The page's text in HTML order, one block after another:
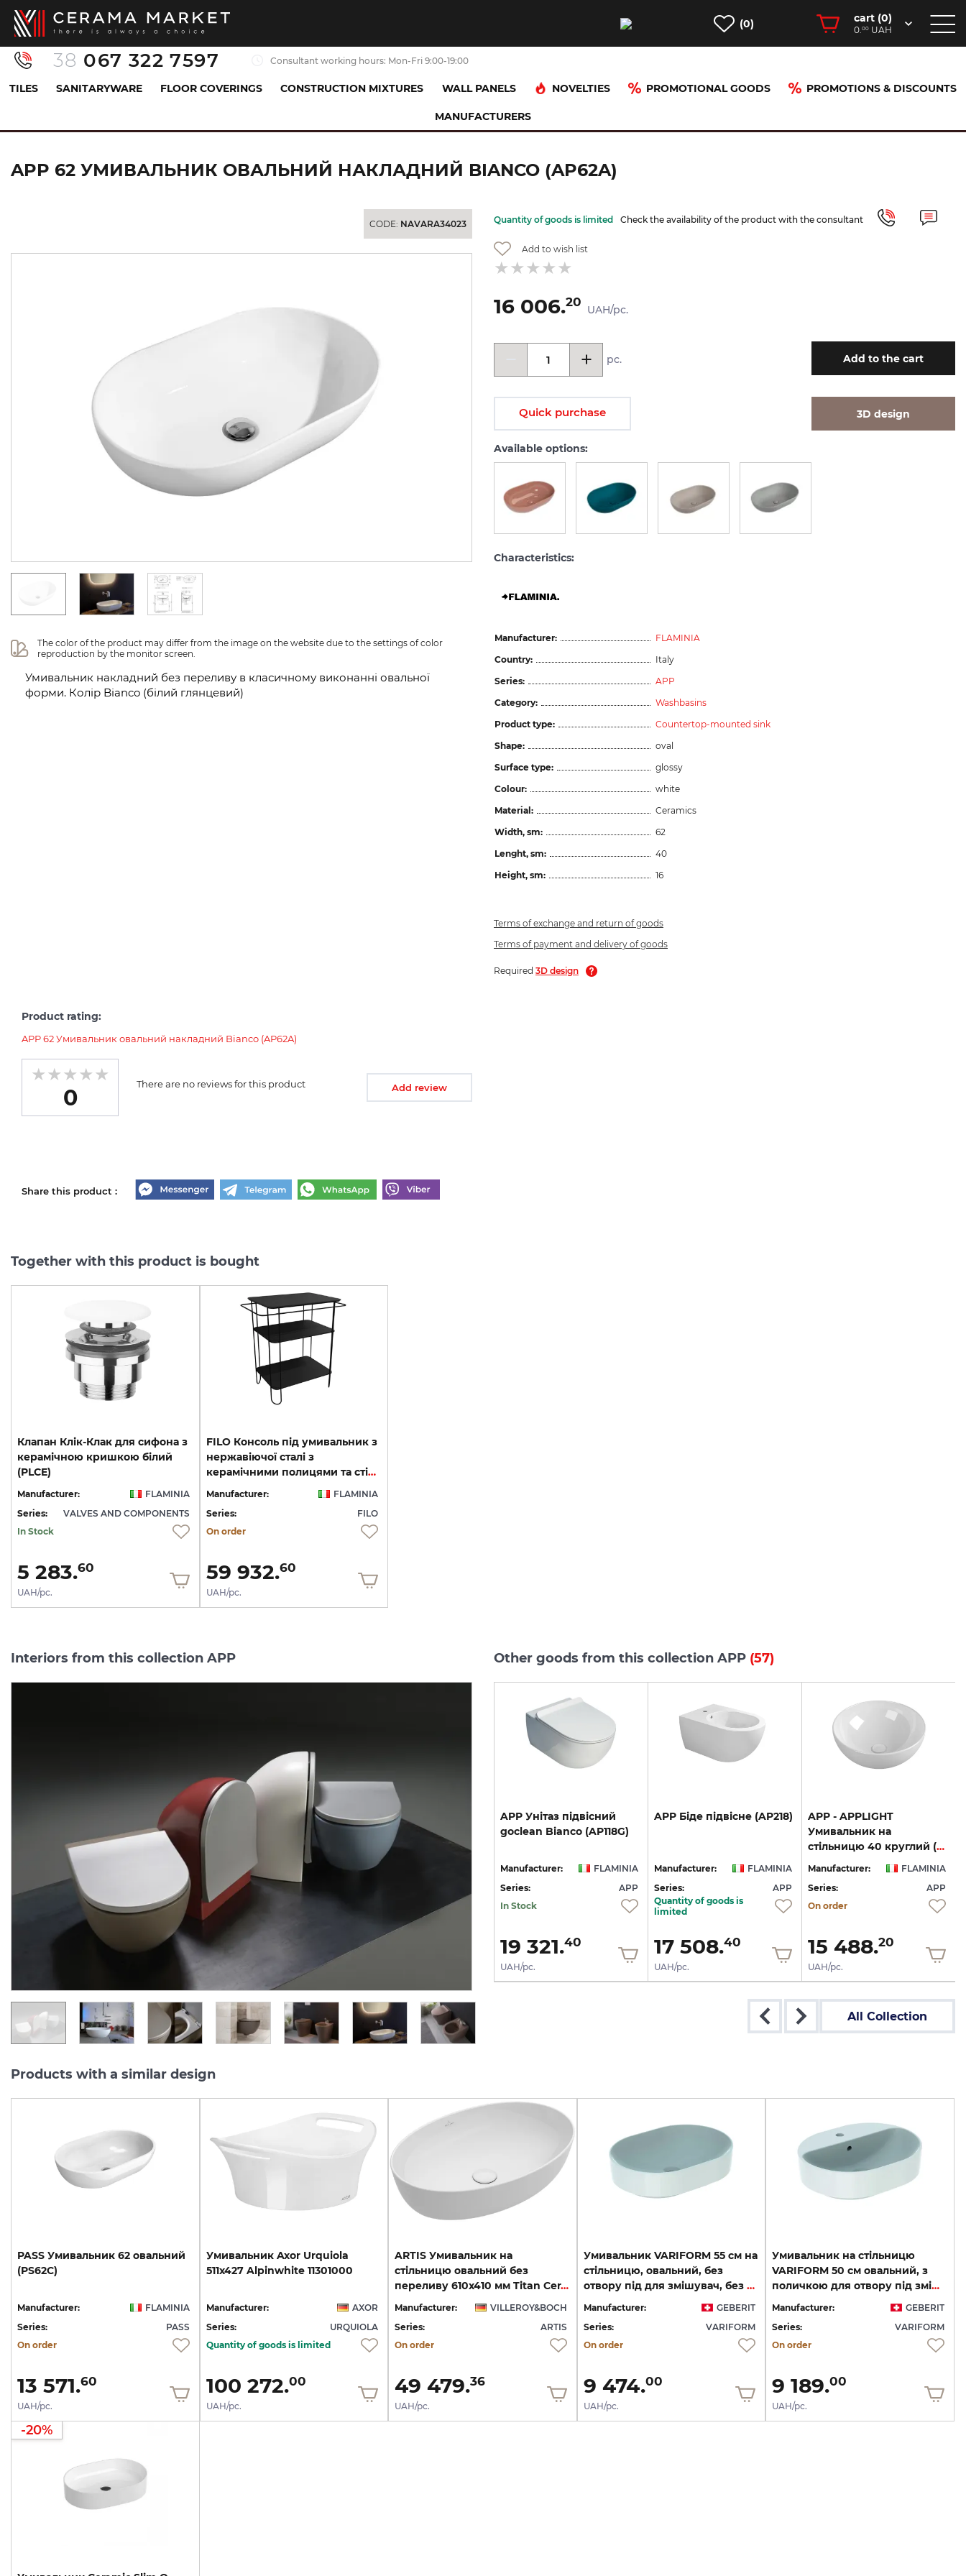
(0) cart (0)
0.00 UAH
38 067 322 7597 Consultant working hours: Mon-Fri 9:00-19:00
TILES SANITARYWARE FLOOR COVERINGS CONSTRUCTION MIXTURES WALL PANELS NOVELTIES PROMOTIONAL GOODS PROMOTIONS & DISCOUNTS
MANUFACTURERS
APP 62 Умивальник овальний накладний Bianco (AP62A)
APP 62 УМИВАЛЬНИК ОВАЛЬНИЙ НАКЛАДНИЙ BIANCO (AP62A)
CODE: NAVARA34023
The color of the product may differ from the image on the website due to the settings of color
reproduction by the monitor screen.
Умивальник накладний без переливу в класичному виконанні овальної
форми. Колір Bianco (білий глянцевий)
Quantity of goods is limited Check the availability of the product with the consultant
Add to wish list
16 006.20
UAH/pc.
pc. Add to the cart
Quick purchase 3D design
Available options:
Characteristics:
Manufacturer:
FLAMINIA
Country:
Italy
Series:
APP
Category:
Washbasins
Product type:
Countertop-mounted sink
Shape:
oval
Surface type:
glossy
Colour:
white
Material:
Ceramics
Width, sm:
62
Lenght, sm:
40
Height, sm:
16
Terms of exchange and return of goods
Terms of payment and delivery of goods
Required 3D design
Product rating:
APP 62 Умивальник овальний накладний Bianco (AP62A)
0
There are no reviews for this product Add review
Share this product :
Together with this product is bought
Клапан Клік-Клак для сифона з
керамічною кришкою білий
(PLCE)
Manufacturer:
FLAMINIA
Series:
VALVES AND COMPONENTS
In Stock
5 283.60
UAH/pc.
FILO Консоль під умивальник з
нержавіючої сталі з
керамічними полицями та стільницею (FI75SVNE)
Manufacturer:
FLAMINIA
Series:
FILO
On order
59 932.60
UAH/pc.
Interiors from this collection APP Other goods from this collection APP (57)
(AP118S)
Manufacturer:
Series:
60 558.
33 307.
exhibition sample
APP/QUICK Сидіння для
унітазу
Manufacturer:
FLAMINIA
Series:
On order
14 037.
UAH/pc.
MINIAPP Біде
Argilla
(AP219ARG)
Manufacturer:
28 490.
APP Унітаз підвісний
goclean Bianco (AP118G)
Manufacturer:
FLAMINIA
Series:
APP
In Stock
19 321.40
UAH/pc.
APP Біде підвісне (AP218)
Manufacturer:
FLAMINIA
Series:
APP
Quantity of goods is
limited
17 508.40
UAH/pc.
APP - APPLIGHT
Умивальник на
стільницю 40 круглий (AP40A)
Manufacturer:
FLAMINIA
Series:
APP
On order
15 488.20
UAH/pc.
All Collection
Products with a similar design
PASS Умивальник 62 овальний
(PS62C)
Manufacturer:
FLAMINIA
Series:
PASS
On order
13 571.60
UAH/pc.
Умивальник Axor Urquiola
511х427 Alpinwhite 11301000
Manufacturer:
AXOR
Series:
URQUIOLA
Quantity of goods is limited
100 272.00
UAH/pc.
ARTIS Умивальник на
стільницю овальний без
переливу 610х410 мм Titan Ceram (419861R1) Ceramic Plus
Manufacturer:
VILLEROY&BOCH
Series:
ARTIS
On order
49 479.36
UAH/pc.
Умивальник VARIFORM 55 см на
стільницю, овальний, без
отвору під для змішувач, без переливу (500.774.01.2)
Manufacturer:
GEBERIT
Series:
VARIFORM
On order
9 474.00
UAH/pc.
Умивальник на стільницю
VARIFORM 50 см овальний, з
поличкою для отвору під змішувач, білий (500.775.01.2)
Manufacturer:
GEBERIT
Series:
VARIFORM
On order
9 189.00
UAH/pc.
-20%